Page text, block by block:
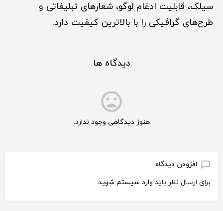
سیلک، قابلیت ادغام لوگو، شعارهای تبلیغاتی و
طرح‌های گرافیکی را با بالاترین کیفیت دارد.
دیدگاه ها
هنوز دیدگاهی وجود ندارد.
افزودن دیدگاه
برای ارسال نظر باید وارد سیستم شوید.